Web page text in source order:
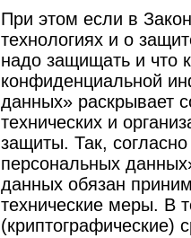
При этом если в
технологиях и о
надо защищать и что
конфиденциальной
данных» раскрывает
технических и
защиты. Так,
персональных
данных обязан
технические меры. В
(криптографические)